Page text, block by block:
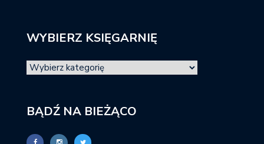
WYBIERZ KSIĘGARNIĘ
BĄDŹ NA BIEŻĄCO